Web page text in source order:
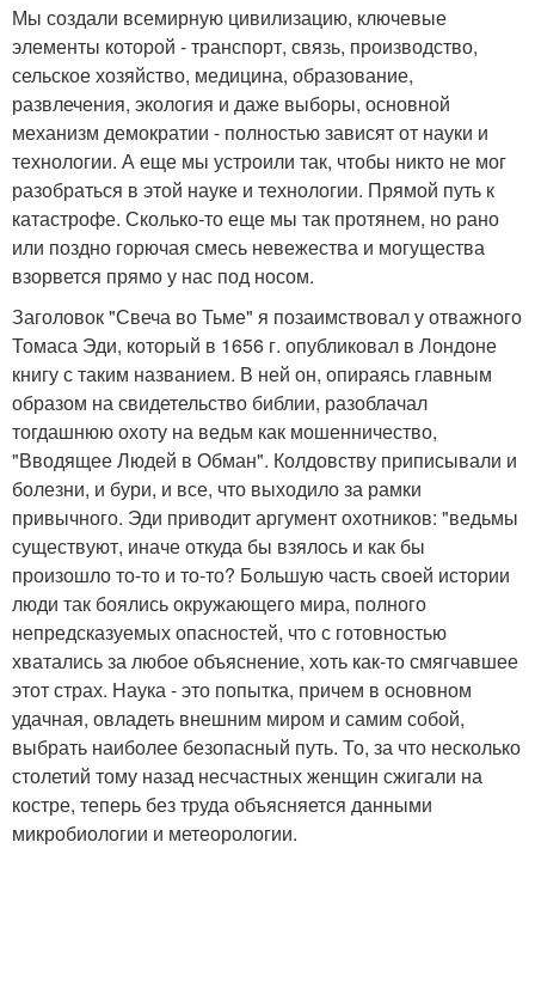
Мы создали всемирную цивилизацию, ключевые
элементы которой - транспорт, связь, производство,
сельское хозяйство, медицина, образование,
развлечения, экология и даже выборы, основной
механизм демократии - полностью зависят от науки и
технологии. А еще мы устроили так, чтобы никто не мог
разобраться в этой науке и технологии. Прямой путь к
катастрофе. Сколько-то еще мы так протянем, но рано
или поздно горючая смесь невежества и могущества
взорвется прямо у нас под носом.
Заголовок "Свеча во Тьме" я позаимствовал у отважного
Томаса Эди, который в 1656 г. опубликовал в Лондоне
книгу с таким названием. В ней он, опираясь главным
образом на свидетельство библии, разоблачал
тогдашнюю охоту на ведьм как мошенничество,
"Вводящее Людей в Обман". Колдовству приписывали и
болезни, и бури, и все, что выходило за рамки
привычного. Эди приводит аргумент охотников: "ведьмы
существуют, иначе откуда бы взялось и как бы
произошло то-то и то-то? Большую часть своей истории
люди так боялись окружающего мира, полного
непредсказуемых опасностей, что с готовностью
хватались за любое объяснение, хоть как-то смягчавшее
этот страх. Наука - это попытка, причем в основном
удачная, овладеть внешним миром и самим собой,
выбрать наиболее безопасный путь. То, за что несколько
столетий тому назад несчастных женщин сжигали на
костре, теперь без труда объясняется данными
микробиологии и метеорологии.